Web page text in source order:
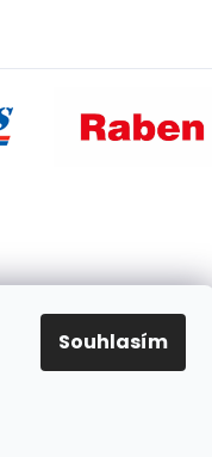
Souhlasím